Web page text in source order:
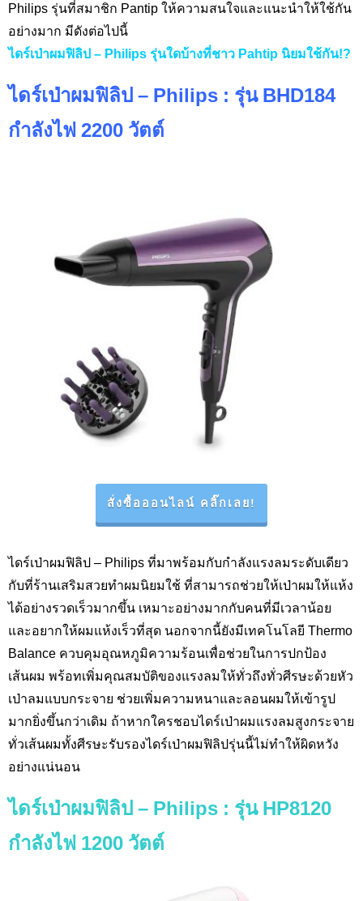
Philips รุ่นที่สมาชิก Pantip ให้ความสนใจและแนะนำให้ใช้กัน
อย่างมาก มีดังต่อไปนี้
ไดร์เป่าผมฟิลิป – Philips รุ่นใดบ้างที่ชาว Pahtip นิยมใช้กัน!?
ไดร์เป่าผมฟิลิป – Philips : รุ่น BHD184
กำลังไฟ 2200 วัตต์
สั่งซื้อออนไลน์ คลิ๊กเลย!
ไดร์เป่าผมฟิลิป – Philips ที่มาพร้อมกับกำลังแรงลมระดับเดียว
กับที่ร้านเสริมสวยทำผมนิยมใช้ ที่สามารถช่วยให้เป่าผมให้แห้ง
ได้อย่างรวดเร็วมากขึ้น เหมาะอย่างมากกับคนที่มีเวลาน้อย
และอยากให้ผมแห้งเร็วที่สุด นอกจากนี้ยังมีเทคโนโลยี Thermo
Balance ควบคุมอุณหภูมิความร้อนเพื่อช่วยในการปกป้อง
เส้นผม พร้อทเพิ่มคุณสมบัติของแรงลมให้ทั่วถึงทั่วศีรษะด้วยหัว
เป่าลมแบบกระจาย ช่วยเพิ่มความหนาและลอนผมให้เข้ารูป
มากยิ่งขึ้นกว่าเดิม ถ้าหากใครชอบไดร์เป่าผมแรงลมสูงกระจาย
ทั่วเส้นผมทั้งศีรษะรับรองไดร์เป่าผมฟิลิปรุ่นนี้ไม่ทำให้ผิดหวัง
อย่างแน่นอน
ไดร์เป่าผมฟิลิป – Philips : รุ่น HP8120
กำลังไฟ 1200 วัตต์